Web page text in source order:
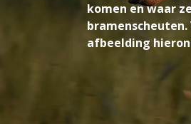
komen en waar
afbeelding